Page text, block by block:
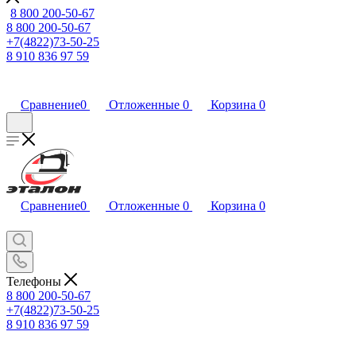
8 800 200-50-67
8 800 200-50-67
+7(4822)73-50-25
8 910 836 97 59
Сравнение0 Отложенные 0 Корзина 0
Сравнение0 Отложенные 0 Корзина 0
Телефоны
8 800 200-50-67
+7(4822)73-50-25
8 910 836 97 59